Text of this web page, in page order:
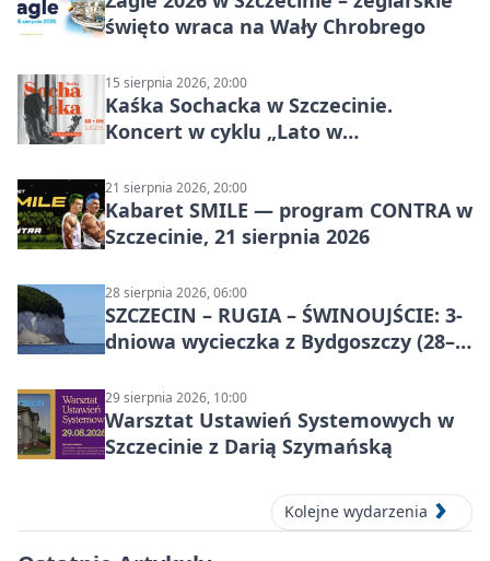
święto wraca na Wały Chrobrego
15 sierpnia 2026, 20:00
Kaśka Sochacka w Szczecinie.
Koncert w cyklu „Lato w
21 sierpnia 2026, 20:00
Kabaret SMILE — program CONTRA w
Szczecinie, 21 sierpnia 2026
28 sierpnia 2026, 06:00
SZCZECIN – RUGIA – ŚWINOUJŚCIE: 3-
dniowa wycieczka z Bydgoszczy (28–
29 sierpnia 2026, 10:00
Warsztat Ustawień Systemowych w
Szczecinie z Darią Szymańską
Kolejne wydarzenia